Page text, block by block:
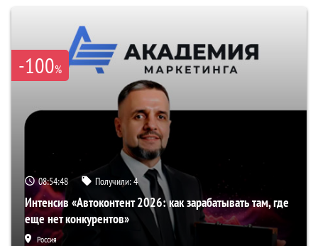
-100%
08:54:47 Получили:4
Интенсив «Автоконтент 2026: как зарабатывать там, где
еще нет конкурентов»
Россия